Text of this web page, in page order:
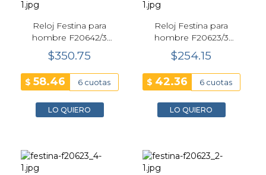
Reloj Festina para
hombre F20642/3
Chrono Bike 47 mm
Negro
$350.75
$58.46 6 cuotas
LO QUIERO
Reloj Festina para
hombre F20623/3
Multifunción - Verde
$254.15
$ 42.36 6 cuotas
LO QUIERO